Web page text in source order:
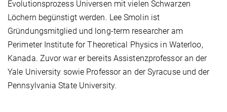
Evolutionsprozess Universen mit vielen Schwarzen
Löchern begünstigt werden. Lee Smolin ist
Gründungsmitglied und long-term researcher am
Perimeter Institute for Theoretical Physics in Waterloo,
Kanada. Zuvor war er bereits Assistenzprofessor an der
Yale University sowie Professor an der Syracuse und der
Pennsylvania State University.